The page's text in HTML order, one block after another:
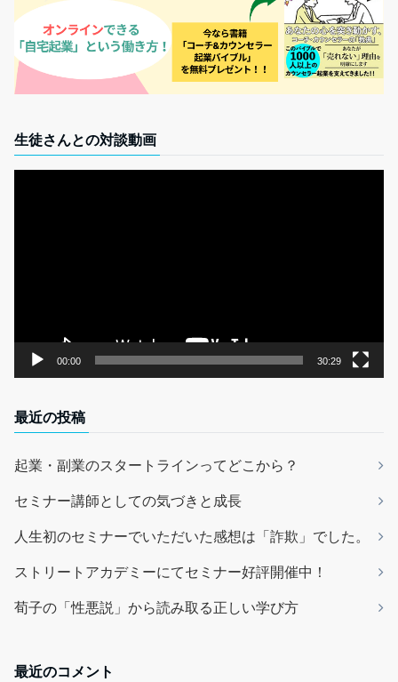
生徒さんとの対談動画
00:00 30:29
最近の投稿
起業・副業のスタートラインってどこから？
セミナー講師としての気づきと成長
人生初のセミナーでいただいた感想は「詐欺」でした。
ストリートアカデミーにてセミナー好評開催中！
荀子の「性悪説」から読み取る正しい学び方
最近のコメント